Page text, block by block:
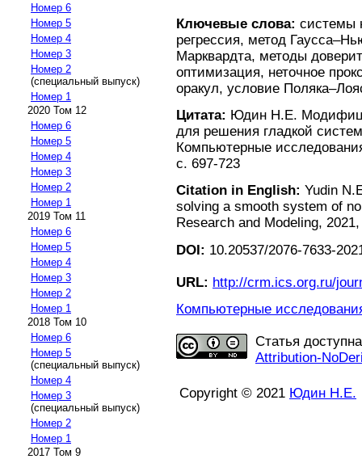
Номер 6
Номер 5
Номер 4
Номер 3
Номер 2
(специальный выпуск)
Номер 1
2020 Том 12
Номер 6
Номер 5
Номер 4
Номер 3
Номер 2
Номер 1
2019 Том 11
Номер 6
Номер 5
Номер 4
Номер 3
Номер 2
Номер 1
2018 Том 10
Номер 6
Номер 5
(специальный выпуск)
Номер 4
Номер 3
(специальный выпуск)
Номер 2
Номер 1
2017 Том 9
Ключевые слова: системы
регрессия, метод
Марквардта, методы
оптимизация, неточное
оракул, условие
Цитата: Юдин Н.Е.
для решения гладкой
Компьютерные
с. 697-723
Citation in English: Yudin
solving a smooth system of
Research and Modeling,
DOI: 10.20537/2076-7633-
URL: http://crm.ics.org.ru/
Компьютерные
Статья
Attribution-
Copyright © 2021 Юдин Н.Е.